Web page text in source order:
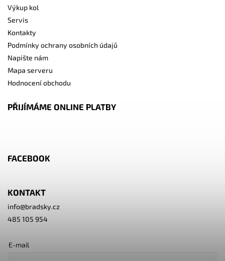
Výkup kol
Servis
Kontakty
Podmínky ochrany osobních údajů
Napište nám
Mapa serveru
Hodnocení obchodu
PŘIJÍMÁME ONLINE PLATBY
FACEBOOK
KONTAKT
info@bradsky.cz
485 105 954
E-mail